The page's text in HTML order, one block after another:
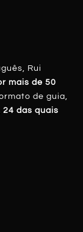
Rui
mais de 50
de guia,
das quais